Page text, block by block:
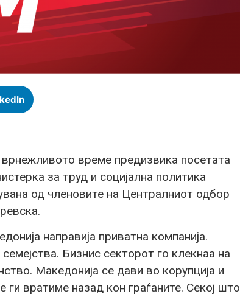
врнежливото време предизвика посетата
за труд и социјална политика
од членовите на Централниот одбор
направија приватна компанија.
Бизнис секторот го клекнаа на
Македонија се дави во корупција и
вратиме назад кон граѓаните. Секој што